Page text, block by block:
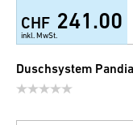
CHF 241.00
inkl. MwSt.
Duschsystem